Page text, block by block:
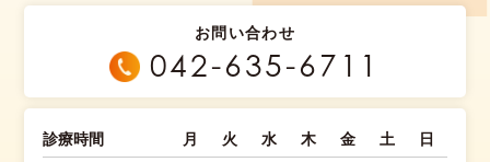
お問い合わせ
042-635-6711
診療時間 月 火 水 木 金 土
日